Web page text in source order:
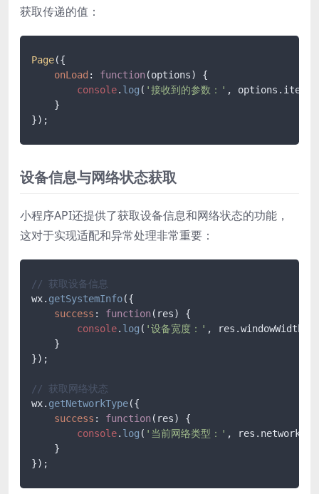
获取传递的值：
Page({
onLoad : function(options) {
console. log ( '接收到的参数：' , options.
    }
设备信息与网络状态获取
小程序API还提供了获取设备信息和网络状态的功能，
这对于实现适配和异常处理非常重要：
// 获取设备信息
wx. getSystemInfo({
success : function( res) {
console. log ( '设备宽度：' , res.windowWidth
    }
});
// 获取网络状态
wx. getNetworkType({
success : function( res) {
console. log ( '当前网络类型：' , res.
    }